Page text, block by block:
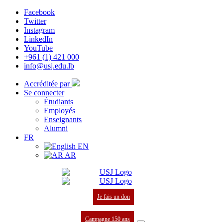
Facebook
Twitter
Instagram
LinkedIn
YouTube
+961 (1) 421 000
info@usj.edu.lb
Accréditée par
Se connecter
Étudiants
Employés
Enseignants
Alumni
FR
EN
AR
Je fais un don
Campagne 150 ans